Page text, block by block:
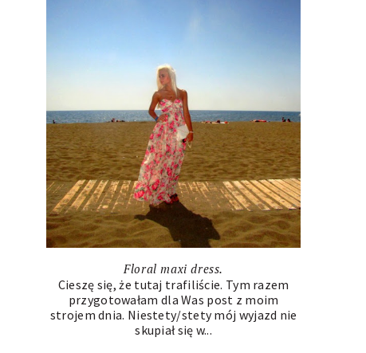
Floral maxi dress.
Cieszę się, że tutaj trafiliście. Tym razem
przygotowałam dla Was post z moim
strojem dnia. Niestety/stety mój wyjazd nie
skupiał się w...